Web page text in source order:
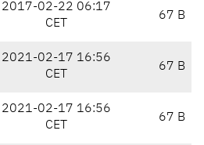
2017-02-22 06:17
CET
67 B
2021-02-17 16:56
CET
67 B
2021-02-17 16:56
CET
67 B